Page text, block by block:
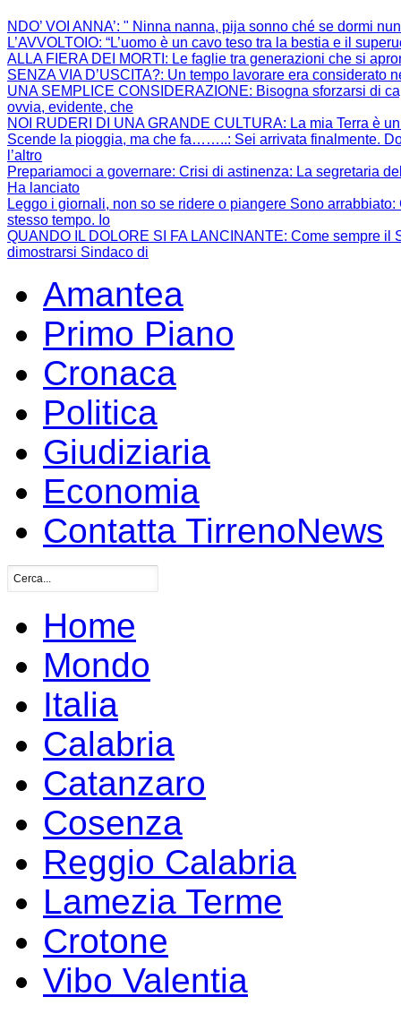
NDO’ VOI ANNA’: " Ninna nanna, pija sonno ché se dormi
L’AVVOLTOIO: “L’uomo è un cavo teso tra la bestia e il
ALLA FIERA DEI MORTI : Le faglie tra generazioni che si
SENZA VIA D’USCITA?: Un tempo lavorare era considerato
UNA SEMPLICE CONSIDERAZIONE: Bisogna sforzarsi di
ovvia, evidente, che
NOI RUDERI DI UNA GRANDE CULTURA: La mia Terra è
Scende la pioggia, ma che fa……..: Sei arrivata finalmente.
l’altro
Prepariamoci a governare: Crisi di astinenza: La segretaria
Ha lanciato
Leggo i giornali, non so se ridere o piangere Sono arrabbiato:
stesso tempo. Io
QUANDO IL DOLORE SI FA LANCINANTE: Come sempre il
dimostrarsi Sindaco di
Amantea
Primo Piano
Cronaca
Politica
Giudiziaria
Economia
Contatta TirrenoNews
Home
Mondo
Italia
Calabria
Catanzaro
Cosenza
Reggio Calabria
Lamezia Terme
Crotone
Vibo Valentia